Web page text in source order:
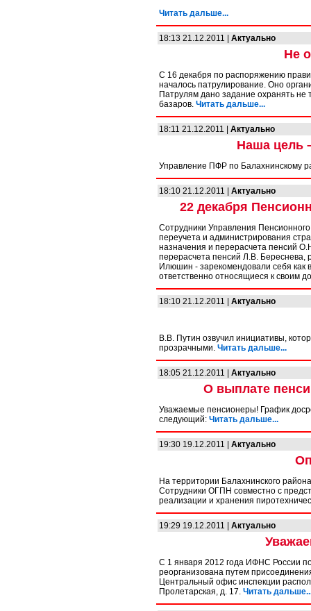
Читать дальше...
18:13 21.12.2011 | Актуально
Не
С 16 декабря по распоряжению
началось патрулирование. Оно
Патрулям дано задание охранять не
базаров. Читать дальше...
18:11 21.12.2011 | Актуально
Наша цель
Управление ПФР по Балахнинскому
18:10 21.12.2011 | Актуально
22 декабря
Сотрудники Управления
переучета и администрирования
назначения и перерасчета пенсий
перерасчета пенсий Л.В. Береснева,
Илюшин - зарекомендовали себя как
ответственно относящиеся к своим
18:10 21.12.2011 | Актуально
В.В. Путин озвучил инициативы,
прозрачными. Читать дальше...
18:05 21.12.2011 | Актуально
О выплате
Уважаемые пенсионеры! График
следующий: Читать дальше...
19:30 19.12.2011 | Актуально
На территории Балахнинского
Сотрудники ОГПН совместно с
реализации и хранения
19:29 19.12.2011 | Актуально
C 1 января 2012 года ИФНС России
реорганизована путем
Центральный офис инспекции
Пролетарская, д. 17. Читать